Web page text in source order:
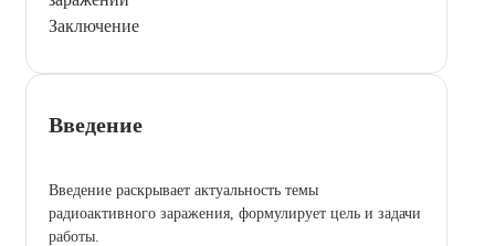
Заключение
Введение
Введение раскрывает актуальность темы
радиоактивного заражения, формулирует цель и задачи
работы.